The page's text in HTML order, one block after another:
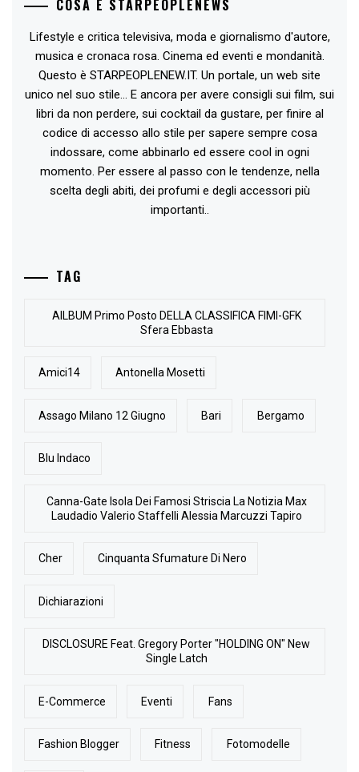
COSA È STARPEOPLENEWS
Lifestyle e critica televisiva, moda e giornalismo d'autore,
musica e cronaca rosa. Cinema ed eventi e mondanità.
Questo è STARPEOPLENEW.IT. Un portale, un web site
unico nel suo stile... E ancora per avere consigli sui film, sui
libri da non perdere, sui cocktail da gustare, per finire al
codice di accesso allo stile per sapere sempre cosa
indossare, come abbinarlo ed essere cool in ogni
momento. Per essere al passo con le tendenze, nella
scelta degli abiti, dei profumi e degli accessori più
importanti..
TAG
AlLBUM Primo Posto DELLA CLASSIFICA FIMI-GFK
Sfera Ebbasta
Amici14 Antonella Mosetti
Assago Milano 12 Giugno Bari Bergamo
Blu Indaco
Canna-Gate Isola Dei Famosi Striscia La Notizia Max
Laudadio Valerio Staffelli Alessia Marcuzzi Tapiro
Cher Cinquanta Sfumature Di Nero
Dichiarazioni
DISCLOSURE Feat. Gregory Porter "HOLDING ON" New
Single Latch
E-Commerce Eventi Fans
Fashion Blogger Fitness Fotomodelle